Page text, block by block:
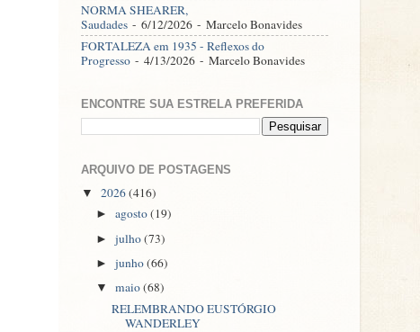
NORMA SHEARER,
Saudades - 6/12/2026 - Marcelo Bonavides
FORTALEZA em 1935 - Reflexos do
Progresso - 4/13/2026 - Marcelo Bonavides
ENCONTRE SUA ESTRELA PREFERIDA
ARQUIVO DE POSTAGENS
▼ 2026(416)
►agosto(19)
►julho(73)
►junho(66)
▼maio(68)
RELEMBRANDO EUSTÓRGIO
WANDERLEY